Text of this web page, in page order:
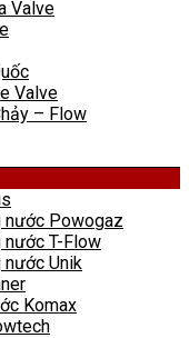
Valve
Valve
– Flow
Powogaz
T-Flow
Unik
Komax